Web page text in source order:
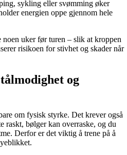
sykling eller svømming øker
energien oppe gjennom hele
uker før turen – slik at kroppen
risikoen for stivhet og skader når
og
om fysisk styrke. Det krever også
bølger kan overraske, og du
Derfor er det viktig å trene på å